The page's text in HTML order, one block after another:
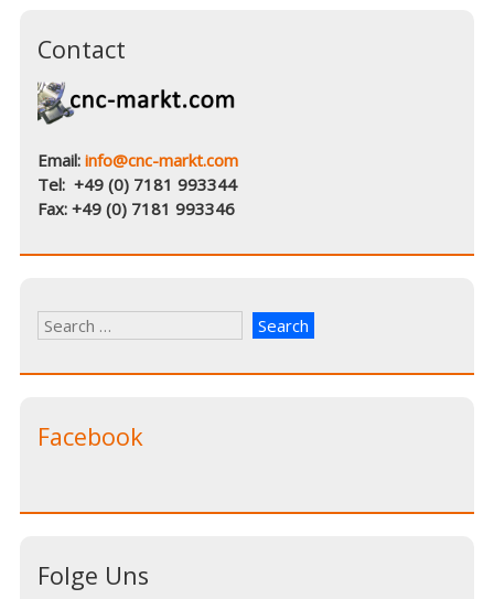
Contact
Email:info@cnc-markt.com
Tel: +49 (0) 7181 993344
Fax: +49 (0) 7181 993346
Facebook
Folge Uns